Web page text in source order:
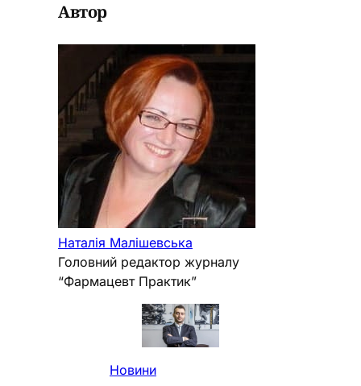
Автор
Наталія Малішевська
Головний редактор журналу
“Фармацевт Практик”
Новини